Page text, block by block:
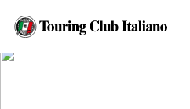
HOME
TOKYŪ STAY SHIBUYA SHIN-MINAMIGUCHI